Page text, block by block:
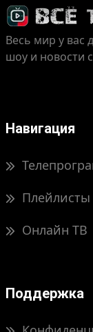
Весь мир у вас
шоу и новости
Навигация
Плейлисты
Онлайн ТВ
Поддержка